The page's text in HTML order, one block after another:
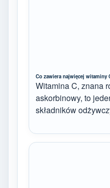
Co zawiera najwięcej witaminy
Witamina C, znana
askorbinowy, to
składników